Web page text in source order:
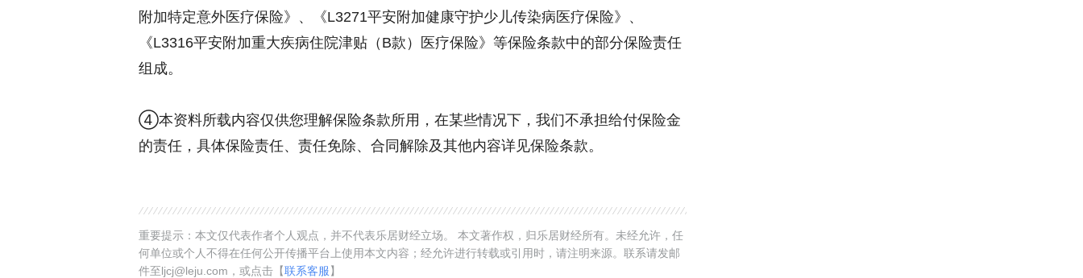
附加特定意外医疗保险》、《L3271平安附加健康守护少儿传染病医疗保险》、
《L3316平安附加重大疾病住院津贴（B款）医疗保险》等保险条款中的部分保险责任
组成。
④本资料所载内容仅供您理解保险条款所用，在某些情况下，我们不承担给付保险金
的责任，具体保险责任、责任免除、合同解除及其他内容详见保险条款。
重要提示：本文仅代表作者个人观点，并不代表乐居财经立场。 本文著作权，归乐居财经所有。未经允许，任
何单位或个人不得在任何公开传播平台上使用本文内容；经允许进行转载或引用时，请注明来源。联系请发邮
件至ljcj@leju.com，或点击【联系客服】